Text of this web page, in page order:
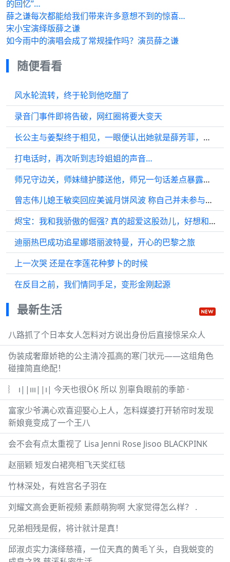
的回忆”…
薛之谦每次都能给我们带来许多意想不到的惊喜…
宋小宝演绎版薛之谦
如今雨中的演唱会成了常规操作吗？演员薛之谦
随便看看
风水轮流转，终于轮到他吃醋了
录音门事件即将告破，网红圈将要大变天
长公主与姜梨终于相见，一眼便认出她就是薛芳菲，特意给了她射杀前夫哥的机会
打电话时，再次听到志玲姐姐的声音…
师兄守边关，师妹缝护膝送他，师兄一句话差点暴露心意
曾志伟儿媳王敏奕回应美诚月饼风波 称自己并未参与其中
烬宝：我和我骄傲的倔强? 真的超爱这股劲儿，好想和他一起玩闹逗他哈哈
迪丽热巴成功追星娜塔丽波特曼，开心的巴黎之旅
上一次哭 还是在李莲花种萝卜的时候
在反目之前，我们情同手足，变形金刚起源
最新生活
八路抓了个日本女人怎料对方说出身份后直接惊呆众人
伪装成奢靡娇艳的公主清冷孤高的寒门状元——这组角色
碰撞简直绝配！
︴ ı||ııı||ı| 今天也很ÖḲ 所以 別辜負眼前的季節 ·
富家少爷满心欢喜迎娶心上人，怎料媒婆打开轿帘时发现
新娘竟变成了一个王八
会不会有点太重视了 Lisa Jenni Rose Jisoo BLACKPINK
赵丽颖 短发白裙亮相飞天奖红毯
竹林深处，有姓宫名子羽在
刘耀文高会更新视频 素颜萌狗啊 大家觉得怎么样？ .
兄弟相残是假，将计就计是真！
邱淑贞实力演绎慈禧，一位天真的黄毛丫头，自我蜕变的